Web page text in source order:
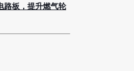
路板，提升燃气轮